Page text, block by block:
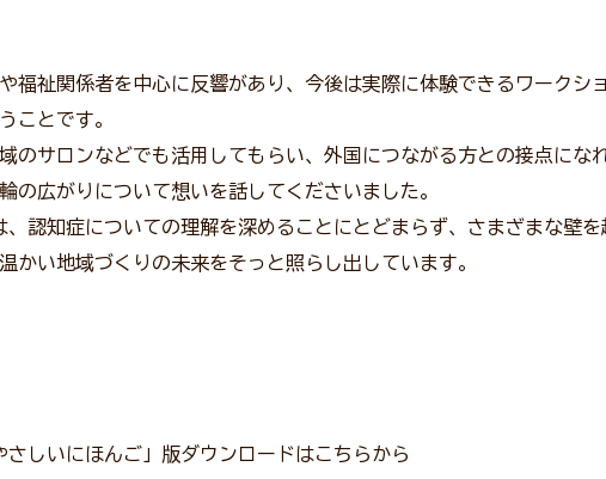
福祉関係者を中心に反響があり、今後は実際に体験できるワークシ
ことです。
のサロンなどでも活用してもらい、外国につながる方との接点にな
の広がりについて想いを話してくださいました。
認知症についての理解を深めることにとどまらず、さまざまな壁を
かい地域づくりの未来をそっと照らし出しています。
しいにほんご」版ダウンロードはこちらから